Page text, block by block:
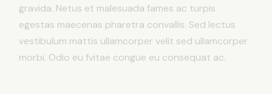
gravida. Netus et malesuada fames ac turpis
egestas maecenas pharetra convallis. Sed lectus
vestibulum mattis ullamcorper velit sed ullamcorper
morbi. Odio eu fvitae congue eu consequat ac.